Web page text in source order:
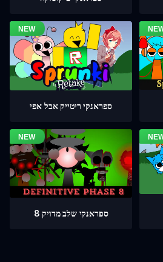
ספראנקי ריטייק אבל אפי
ספראנקי שלב מדויק 8